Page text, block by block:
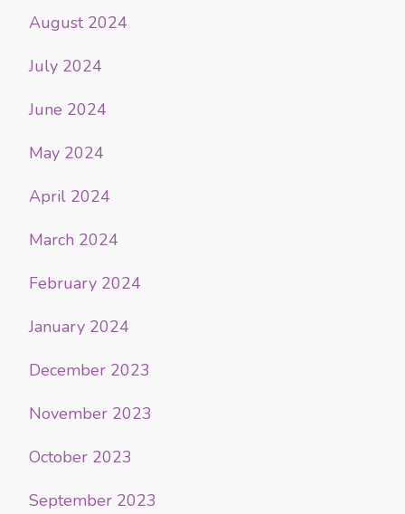
August 2024
July 2024
June 2024
May 2024
April 2024
March 2024
February 2024
January 2024
December 2023
November 2023
October 2023
September 2023